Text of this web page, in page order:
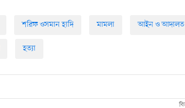
শরিফ ওসমান হাদি মামলা আইন ও আদালত
হত্যা